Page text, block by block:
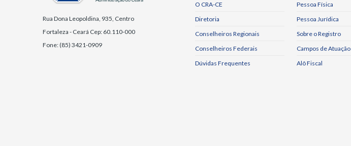
Rua Dona Leopoldina, 935, Centro
Fortaleza - Ceará Cep: 60.110-000
Fone: (85) 3421-0909
O CRA-CE
Diretoria
Conselheiros Regionais
Conselheiros Federais
Dúvidas Frequentes
Pessoa Física
Pessoa Jurídica
Sobre o Registro
Campos de Atuação
Alô Fiscal